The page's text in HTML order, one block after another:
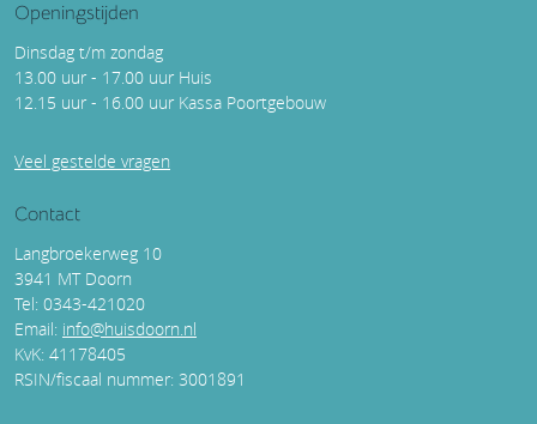
Openingstijden
Dinsdag t/m zondag
13.00 uur - 17.00 uur Huis
12.15 uur - 16.00 uur Kassa Poortgebouw
Veel gestelde vragen
Contact
Langbroekerweg 10
3941 MT Doorn
Tel: 0343-421020
Email: info@huisdoorn.nl
KvK: 41178405
RSIN/fiscaal nummer: 3001891